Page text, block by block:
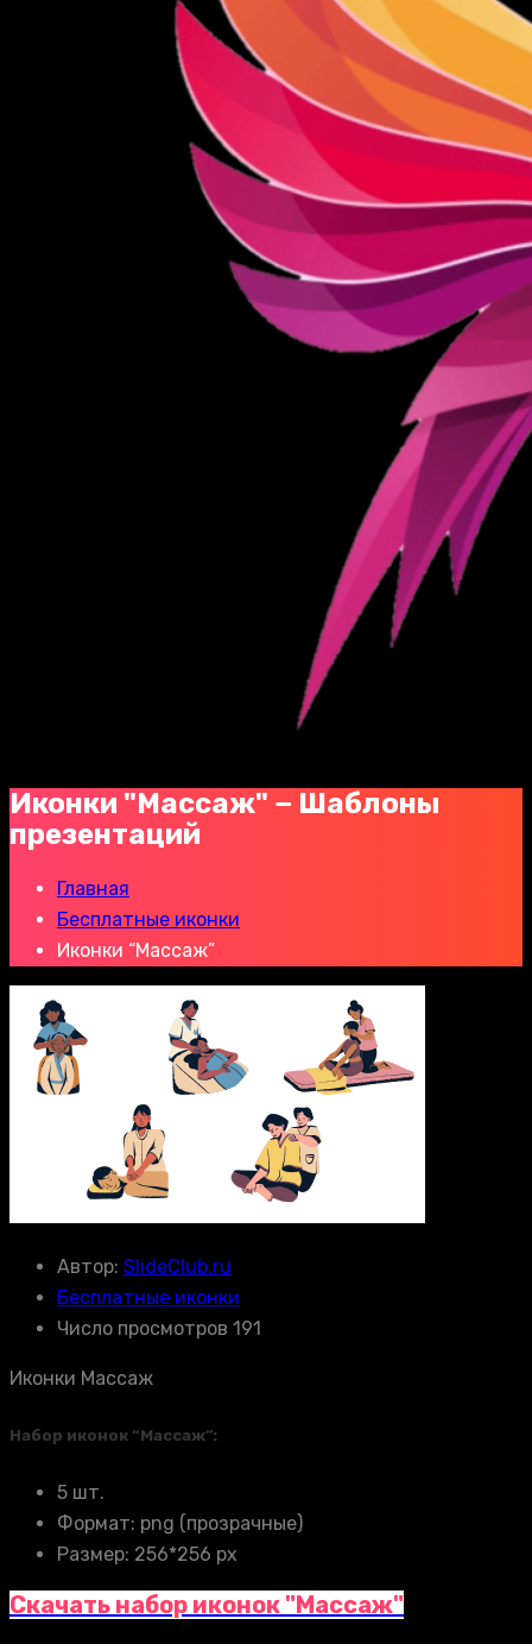
Иконки "Массаж" − Шаблоны
презентаций
Главная
Бесплатные иконки
Иконки “Массаж”
Автор: SlideClub.ru
Бесплатные иконки
Число просмотров 191
Иконки Массаж
Набор иконок “Массаж”:
5 шт.
Формат: png (прозрачные)
Размер: 256*256 px
Скачать набор иконок "Массаж"